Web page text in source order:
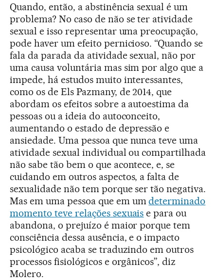
Quando, então, a abstinência sexual é um
problema? No caso de não se ter atividade
sexual e isso representar uma preocupação,
pode haver um efeito pernicioso. “Quando se
fala da parada da atividade sexual, não por
uma causa voluntária mas sim por algo que a
impede, há estudos muito interessantes,
como os de Els Pazmany, de 2014, que
abordam os efeitos sobre a autoestima da
pessoas ou a ideia do autoconceito,
aumentando o estado de depressão e
ansiedade. Uma pessoa que nunca teve uma
atividade sexual individual ou compartilhada
não sabe tão bem o que acontece, e, se
cuidando em outros aspectos, a falta de
sexualidade não tem porque ser tão negativa.
Mas em uma pessoa que em umdeterminado
momento teve relações sexuais e para ou
abandona, o prejuízo é maior porque tem
consciência dessa ausência, e o impacto
psicológico acaba se traduzindo em outros
processos fisiológicos e orgânicos”, diz
Molero.